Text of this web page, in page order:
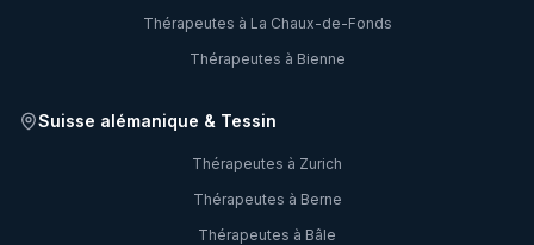
Thérapeutes à La Chaux-de-Fonds
Thérapeutes à Bienne
Suisse alémanique & Tessin
Thérapeutes à Zurich
Thérapeutes à Berne
Thérapeutes à Bâle